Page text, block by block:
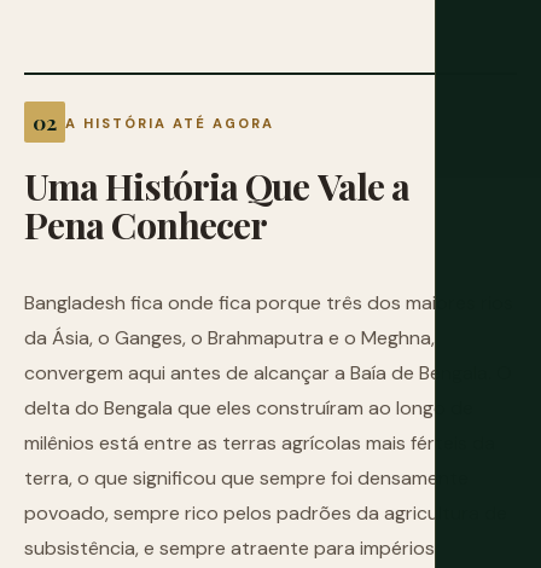
A HISTÓRIA ATÉ AGORA
UmaHistóriaQueValea
PenaConhecer
Bangladesh fica onde fica porque três dos maiores rios
da Ásia, o Ganges, o Brahmaputra e o Meghna,
convergem aqui antes de alcançar a Baía de Bengala. O
delta do Bengala que eles construíram ao longo de
milênios está entre as terras agrícolas mais férteis da
terra, o que significou que sempre foi densamente
povoado, sempre rico pelos padrões da agricultura de
subsistência, e sempre atraente para impérios